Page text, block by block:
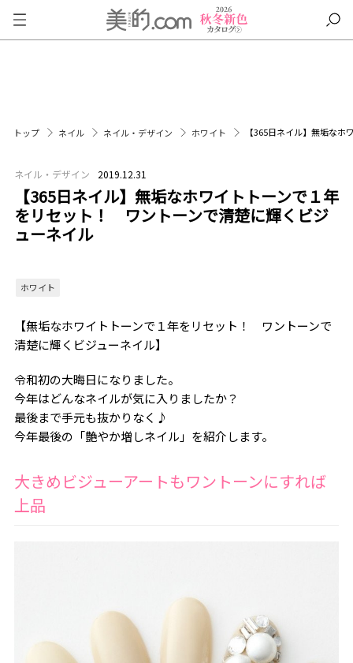
トップ ネイル ネイル・デザイン ホワイト 【365日ネイル】無垢な
ネイル・デザイン 2019.12.31
【365日ネイル】無垢なホワイトトーンで１年
をリセット！ ワントーンで清楚に輝くビジ
ューネイル
ホワイト
【無垢なホワイトトーンで１年をリセット！ ワントーンで
清楚に輝くビジューネイル】
令和初の大晦日になりました。
今年はどんなネイルが気に入りましたか？
最後まで手元も抜かりなく♪
今年最後の「艶やか増しネイル」を紹介します。
大きめビジューアートもワントーンにすれば
上品